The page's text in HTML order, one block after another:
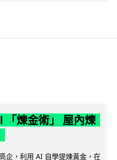
「煉金術」 屋內煉
企，利用 AI 自學提煉黃金，在